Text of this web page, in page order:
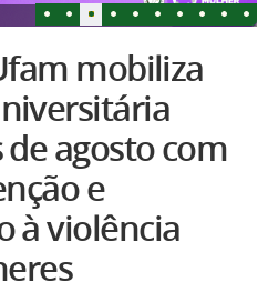
mobiliza
agosto com
e
à violência